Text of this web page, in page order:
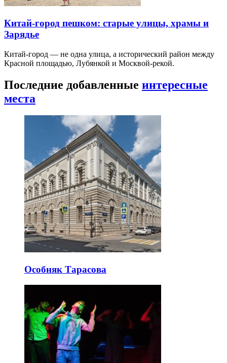
Китай-город пешком: старые улицы, храмы и
Зарядье
Китай-город — не одна улица, а исторический район между
Красной площадью, Лубянкой и Москвой-рекой.
Последние добавленные интересные
места
Особняк Тарасова